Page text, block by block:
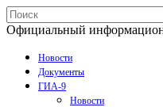
Официальный
Новости
Документы
ГИА-9
Новости